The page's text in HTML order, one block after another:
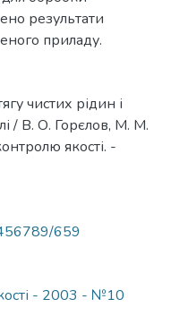
результати
приладу.
чистих рідин і
/ В. О. Горєлов, М. М.
якості. -
659
- 2003 - №10